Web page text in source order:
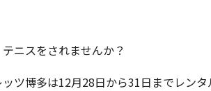
ニスをされませんか？
ツ博多は12月28日から31日までレン